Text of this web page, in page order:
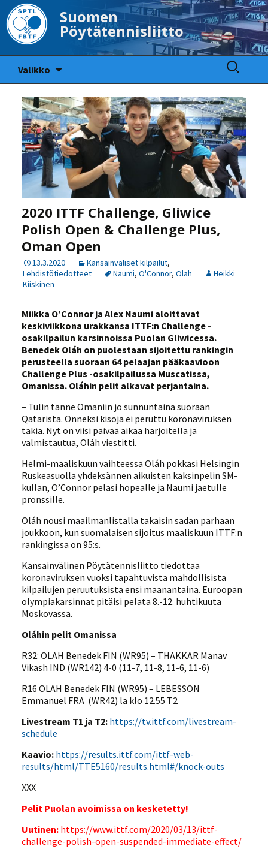
Suomen
Pöytätennisliitto
Valikko
Haku:
2020 ITTF Challenge, Gliwice
Polish Open & Challenge Plus,
Oman Open
13.3.2020 Kansainväliset kilpailut,
Lehdistötiedotteet
Naumi, O'Connor, Olah
Heikki
Kiiskinen
Miikka O’Connor ja Alex Naumi aloittavat
keskiviikkona urakkansa ITTF:n Challenge -
osakilpailun karsinnoissa Puolan Gliwicessa.
Benedek Oláh on puolestaan sijoitettu rankingin
perusteella suoraan 64 pelaajan pääkaavioon
Challenge Plus -osakilpailussa Muscatissa,
Omanissa. Oláhin pelit alkavat perjantaina.
– Tulin tänne Omaniin jo sunnuntaina suoraan
Qatarista. Onneksi kisoja ei peruttu koronaviruksen
takia. Nyt on viisi päivää aikaa harjoitella ja
valmistautua, Oláh viestitti.
Helmi-maaliskuun vaihteessa Oláh pokkasi Helsingin
Ruskeasuolla yhdeksännen aikuisten kaksinpelin SM-
kullan, O’Connor pelasi hopealle ja Naumi jaetulle
pronssille.
Oláh nousi maailmanlistalla takaisin sadan parhaan
joukkoon, kun suomalaisen sijoitus maaliskuun ITTF:n
rankingissa on 95:s.
Kansainvälinen Pöytätennisliitto tiedottaa
koronaviruksen vuoksi tapahtuvista mahdollisista
kilpailujen peruutuksista ensi maanantaina. Euroopan
olympiakarsinnat pitäisi pelata 8.-12. huhtikuuta
Moskovassa.
Oláhin pelit Omanissa
R32: OLAH Benedek FIN (WR95) – THAKKAR Manav
Vikash IND (WR142) 4-0 (11-7, 11-8, 11-6, 11-6)
R16 OLAH Benedek FIN (WR95) – LEBESSON
Emmanuel FRA (WR42) la klo 12.55 T2
Livestream T1 ja T2: https://tv.ittf.com/livestream-
schedule
Kaavio: https://results.ittf.com/ittf-web-
results/html/TTE5160/results.html#/knock-outs
XXX
Pelit Puolan avoimissa on kesketetty!
Uutinen: https://www.ittf.com/2020/03/13/ittf-
challenge-polish-open-suspended-immediate-effect/